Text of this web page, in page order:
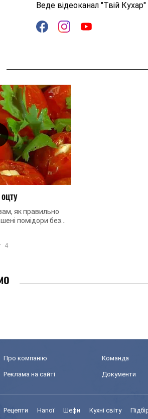
Веде відеоканал "Твій
як правильно
помідори без
дуже
підійде до ...
4
Про компанію Команда
Реклама на сайті Документи
Рецепти Напої Шефи Кухні світу